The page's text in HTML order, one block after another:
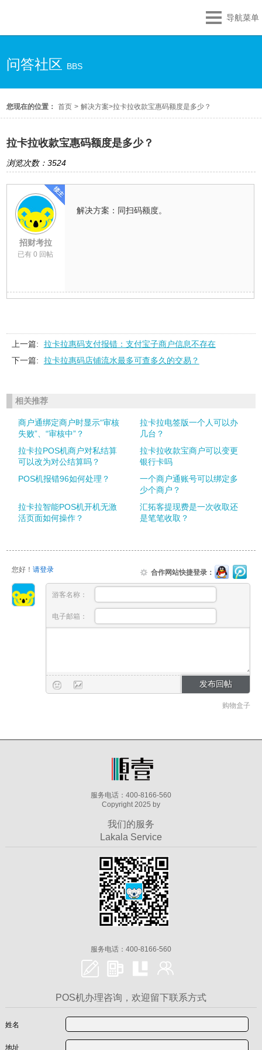
导航菜单
问答社区 BBS
您现在的位置： 首页 > 解决方案>拉卡拉收款宝惠码额度是多少？
拉卡拉收款宝惠码额度是多少？
浏览次数：3524
招财考拉
已有 0 回帖
解决方案：同扫码额度。
上一篇:
拉卡拉惠码支付报错：支付宝子商户信息不存在
下一篇:
拉卡拉惠码店铺流水最多可查多久的交易？
相关推荐
商户通绑定商户时显示“审核
失败”、“审核中”？
拉卡拉电签版一个人可以办
几台？
拉卡拉POS机商户对私结算
可以改为对公结算吗？
拉卡拉收款宝商户可以变更
银行卡吗
POS机报错96如何处理？
一个商户通账号可以绑定多
少个商户？
拉卡拉智能POS机开机无激
活页面如何操作？
汇拓客提现费是一次收取还
是笔笔收取？
您好！ 请登录 合作网站快捷登录：
游客名称：
电子邮箱：
购物盒子
服务电话：400-8166-560
Copyright 2025 by
我们的服务
Lakala Service
服务电话：400-8166-560
POS机办理咨询，欢迎留下联系方式
姓名
地址